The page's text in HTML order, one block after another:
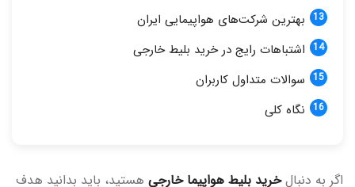
بهترین شرکت‌های هواپیمایی ایران
اشتباهات رایج در خرید بلیط خارجی
سوالات متداول کاربران
نگاه کلی
اگر به دنبالخرید بلیط هواپیما خارجی هستید، باید بدانید هدف